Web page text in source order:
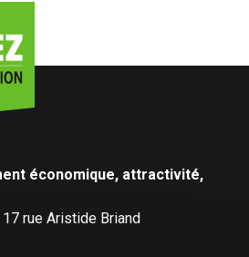
économique, attractivité,
rue Aristide Briand